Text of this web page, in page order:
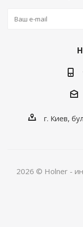
г. Киев,
2026 © Holner -